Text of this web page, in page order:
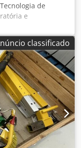
de
e
Giratório
esteira rolante
industrial com
Adkjck A mesa
devido à
1 é apenas
das imagens
classificado